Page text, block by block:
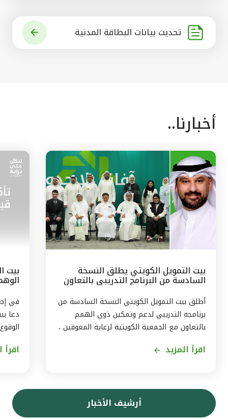
تحديث بيانات البطاقة المدنية
أخبارنا..
بيت التمويل الكويتي يطلق النسخة
السادسة من البرنامج التدريبي بالتعاون
مع الجمعيّة الكويتيّة لرعاية المعوقين
أطلق بيت التمويل الكويتي النسخة السادسة من
برنامجه التدريبي لدعم وتمكين ذوي الهمم
بالتعاون مع الجمعية الكويتية لرعاية المعوقين ،
الموارد البشريّة لمجموعة بيت التمويل الكويتي
بالتكليف ، أحمد حمد الحمّاد ، ان البرنامج
التدريبى الذى يشمل 11 متدربا ، يأتى في إطار
اقرأ المزيد
بيت
دعا
حجز
بأن
اقرأ
أرشيف الأخبار